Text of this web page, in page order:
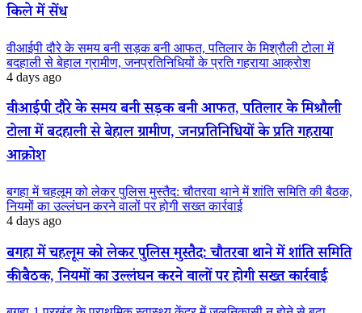
किले में सेंध
वीआईपी दौरे के समय बनी सड़क बनी आफत, पतिलार के मिश्रौली टोला में
बदहाली से बेहाल ग्रामीण, जनप्रतिनिधियों के प्रति गहराया आक्रोश
4 days ago
वीआईपी दौरे के समय बनी सड़क बनी आफत, पतिलार के मिश्रौली
टोला में बदहाली से बेहाल ग्रामीण, जनप्रतिनिधियों के प्रति गहराया
आक्रोश
बगहा में चहलूम को लेकर पुलिस मुस्तैद: चौतरवा थाने में शांति समिति की बैठक,
नियमों का उल्लंघन करने वालों पर होगी सख्त कार्रवाई
4 days ago
बगहा में चहलूम को लेकर पुलिस मुस्तैद: चौतरवा थाने में शांति समिति
की बैठक, नियमों का उल्लंघन करने वालों पर होगी सख्त कार्रवाई